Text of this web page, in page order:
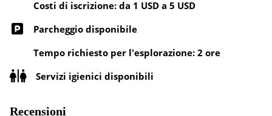
Costi di iscrizione: da 1 USD a 5 USD
Parcheggio disponibile
Tempo richiesto per l'esplorazione: 2 ore
Servizi igienici disponibili
Recensioni